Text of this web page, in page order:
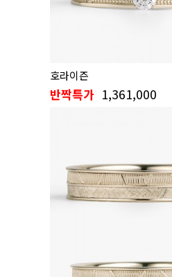
호라이즌
반짝특가 1,361,000